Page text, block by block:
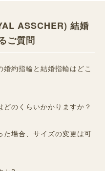
ASSCHER) 結婚
ご質問
婚約指輪と結婚指輪はどこ
のくらいかかりますか？
場合、サイズの変更は可